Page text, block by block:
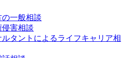
一般相談
害相談
タントによるライフキャリア相